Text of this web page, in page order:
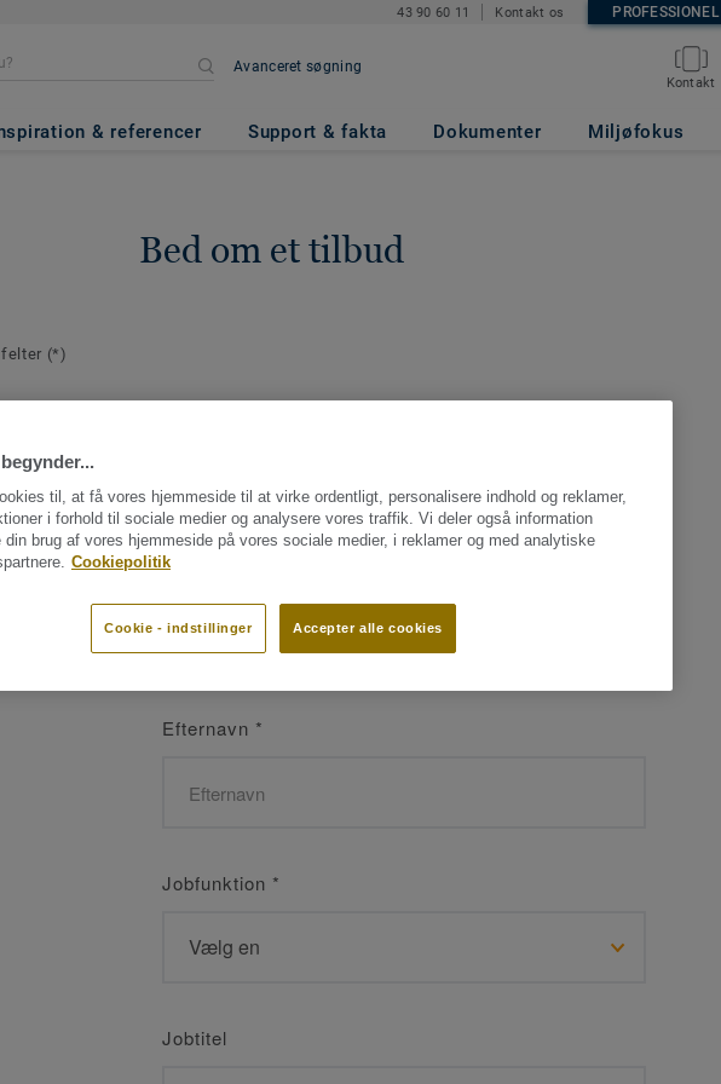
43 90 60 11 Kontakt os PROFESSIONEL
Avanceret søgning
Kontakt
& referencer Support & fakta Dokumenter Miljøfokus
Bed om et tilbud
(*)
for
Navn
Efternavn *
Jobfunktion *
Jobtitel
til, at få vores hjemmeside til at virke ordentligt, personalisere indhold og reklamer,
i forhold til sociale medier og analysere vores traffik. Vi deler også information
din brug af vores hjemmeside på vores sociale medier, i reklamer og med analytiske
Cookiepolitik
Accepter alle cookies
Cookie - indstillinger